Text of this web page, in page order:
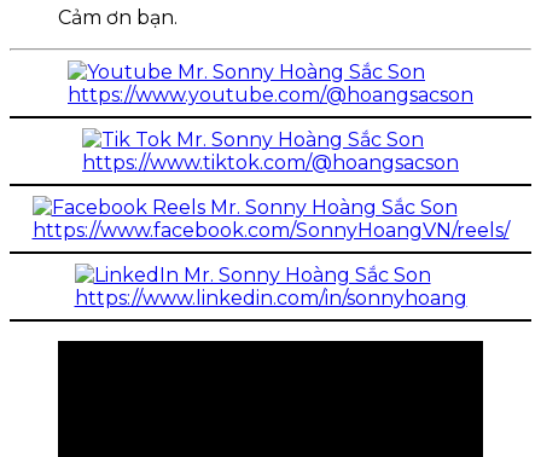
Cảm ơn bạn.
https://www.youtube.com/@hoangsacson
https://www.tiktok.com/@hoangsacson
https://www.facebook.com/SonnyHoangVN/reels/
https://www.linkedin.com/in/sonnyhoang